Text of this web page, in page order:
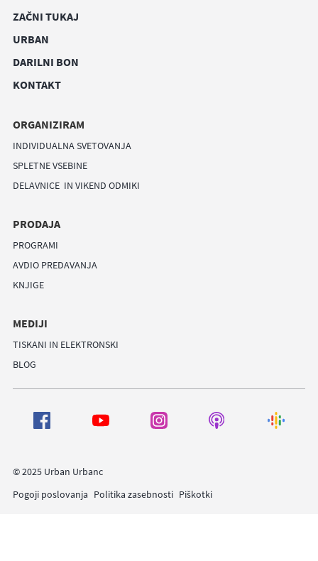
ZAČNI TUKAJ
URBAN
DARILNI BON
KONTAKT
ORGANIZIRAM
INDIVIDUALNA SVETOVANJA
SPLETNE VSEBINE
DELAVNICE IN VIKEND ODMIKI
PRODAJA
PROGRAMI
AVDIO PREDAVANJA
KNJIGE
MEDIJI
TISKANI IN ELEKTRONSKI
BLOG
© 2025 Urban Urbanc
Pogoji poslovanja Politika zasebnosti Piškotki